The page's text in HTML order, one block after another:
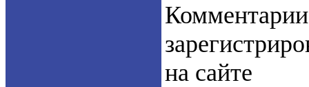
на сайте